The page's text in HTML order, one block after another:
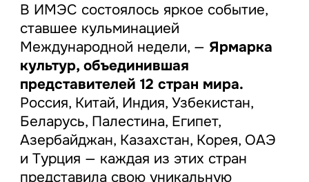
В ИМЭС состоялось яркое событие,
ставшее кульминацией
Международной недели, — Ярмарка
культур, объединившая
представителей 12 стран мира.
Россия, Китай, Индия, Узбекистан,
Беларусь, Палестина, Египет,
Азербайджан, Казахстан, Корея, ОАЭ
и Турция — каждая из этих стран
представила свою уникальную